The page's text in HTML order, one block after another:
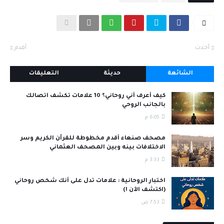
أحدث أقدم
الشائعة حديثة التعليقات
كيف أعرف أني روحاني؟ 10 علامات تكشف اتصالك
بالجانب الروحي
6:05 م
مصحف صنعاء أقدم مخطوطة للقرآن الكريم وسر
الاختلافات بينه وبين المصحف العثماني
3:33 م
اختبار الروحانية : علامات تدل على أنك شخص روحاني
(اكتشف الآن !)
7:53 ص